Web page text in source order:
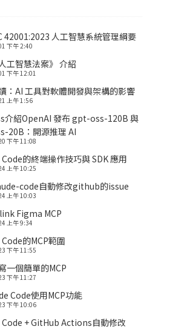
42001:2023 人工智慧系統管理綱要
下午 2:40
工智慧法案》 介紹
下午 12:01
：AI 工具對軟體開發與架構的影響
上午 1:56
紹OpenAI 發布 gpt-oss-120B 與
20B：開源推理 AI
下午 11:08
的終端操作技巧與 SDK 應用
上午 10:25
code自動修改github的issue
上午 10:03
Figma MCP
上午 9:34
的MCP範圍
下午 11:55
一個簡單的MCP
下午 11:27
Code使用MCP功能
下午 10:06
+ GitHub Actions自動修改